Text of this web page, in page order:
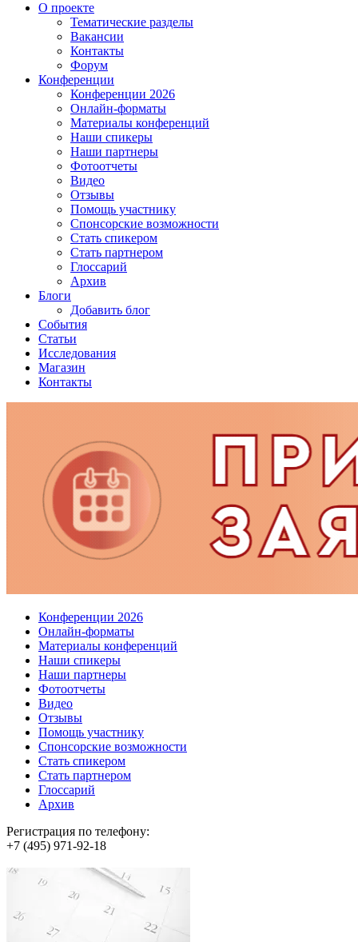
О проекте
Тематические разделы
Вакансии
Контакты
Форум
Конференции
Конференции 2026
Онлайн-форматы
Материалы конференций
Наши спикеры
Наши партнеры
Фотоотчеты
Видео
Отзывы
Помощь участнику
Спонсорские возможности
Стать спикером
Стать партнером
Глоссарий
Архив
Блоги
Добавить блог
События
Статьи
Исследования
Магазин
Контакты
Конференции 2026
Онлайн-форматы
Материалы конференций
Наши спикеры
Наши партнеры
Фотоотчеты
Видео
Отзывы
Помощь участнику
Спонсорские возможности
Стать спикером
Стать партнером
Глоссарий
Архив
Регистрация по телефону:
+7 (495) 971-92-18